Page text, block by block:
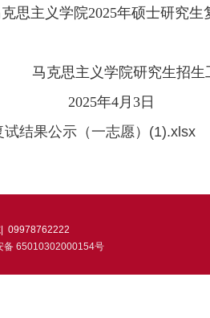
思主义学院2025年硕士研究生
马克思主义学院研究生招生
2025年4月 3日
试结果公示（一志愿）(1).xlsx
09978762222
备 65010302000154号